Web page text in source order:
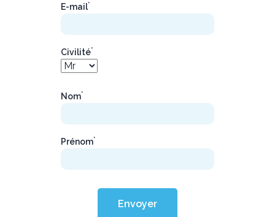
E-mail*
Civilité*
Nom*
Prénom*
Envoyer